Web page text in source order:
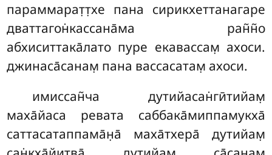
параммарат̣т̣хе пана сирикхеттанагаре
дваттагон̇кассана̄ма ран̃н̃о
абхиситтака̄лато пуре екавассам̣ ахоси.
джинаса̄санам̣ пана вассасатам̣ ахоси.
имиссан̃ча дутийасан̇гӣтийам̣
маха̄йаса ревата саббака̄миппамукха̄
саттасатаппама̄н̣а̄ маха̄тхера̄ дутийам̣